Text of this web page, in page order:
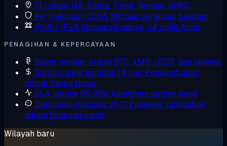
13 Lokasi NA, Eropa, Timur Tengah, APAC
Perlindungan DDoS Mitigasi serangan bawaan
IPv6 + IPv4 khusus v6 native, v4 milik Anda
PENAGIHAN & KEPERCAYAAN
Bayar dengan kripto BTC, XMR, USDT, dan lainnya
Garansi uang kembali 14 hari Pengembalian
penuh, tanpa tanya
SLA uptime 99,95% Komitmen uptime kami
Dukungan manusia 24/7 Engineer sungguhan,
dalam hitungan menit
Wilayah baru